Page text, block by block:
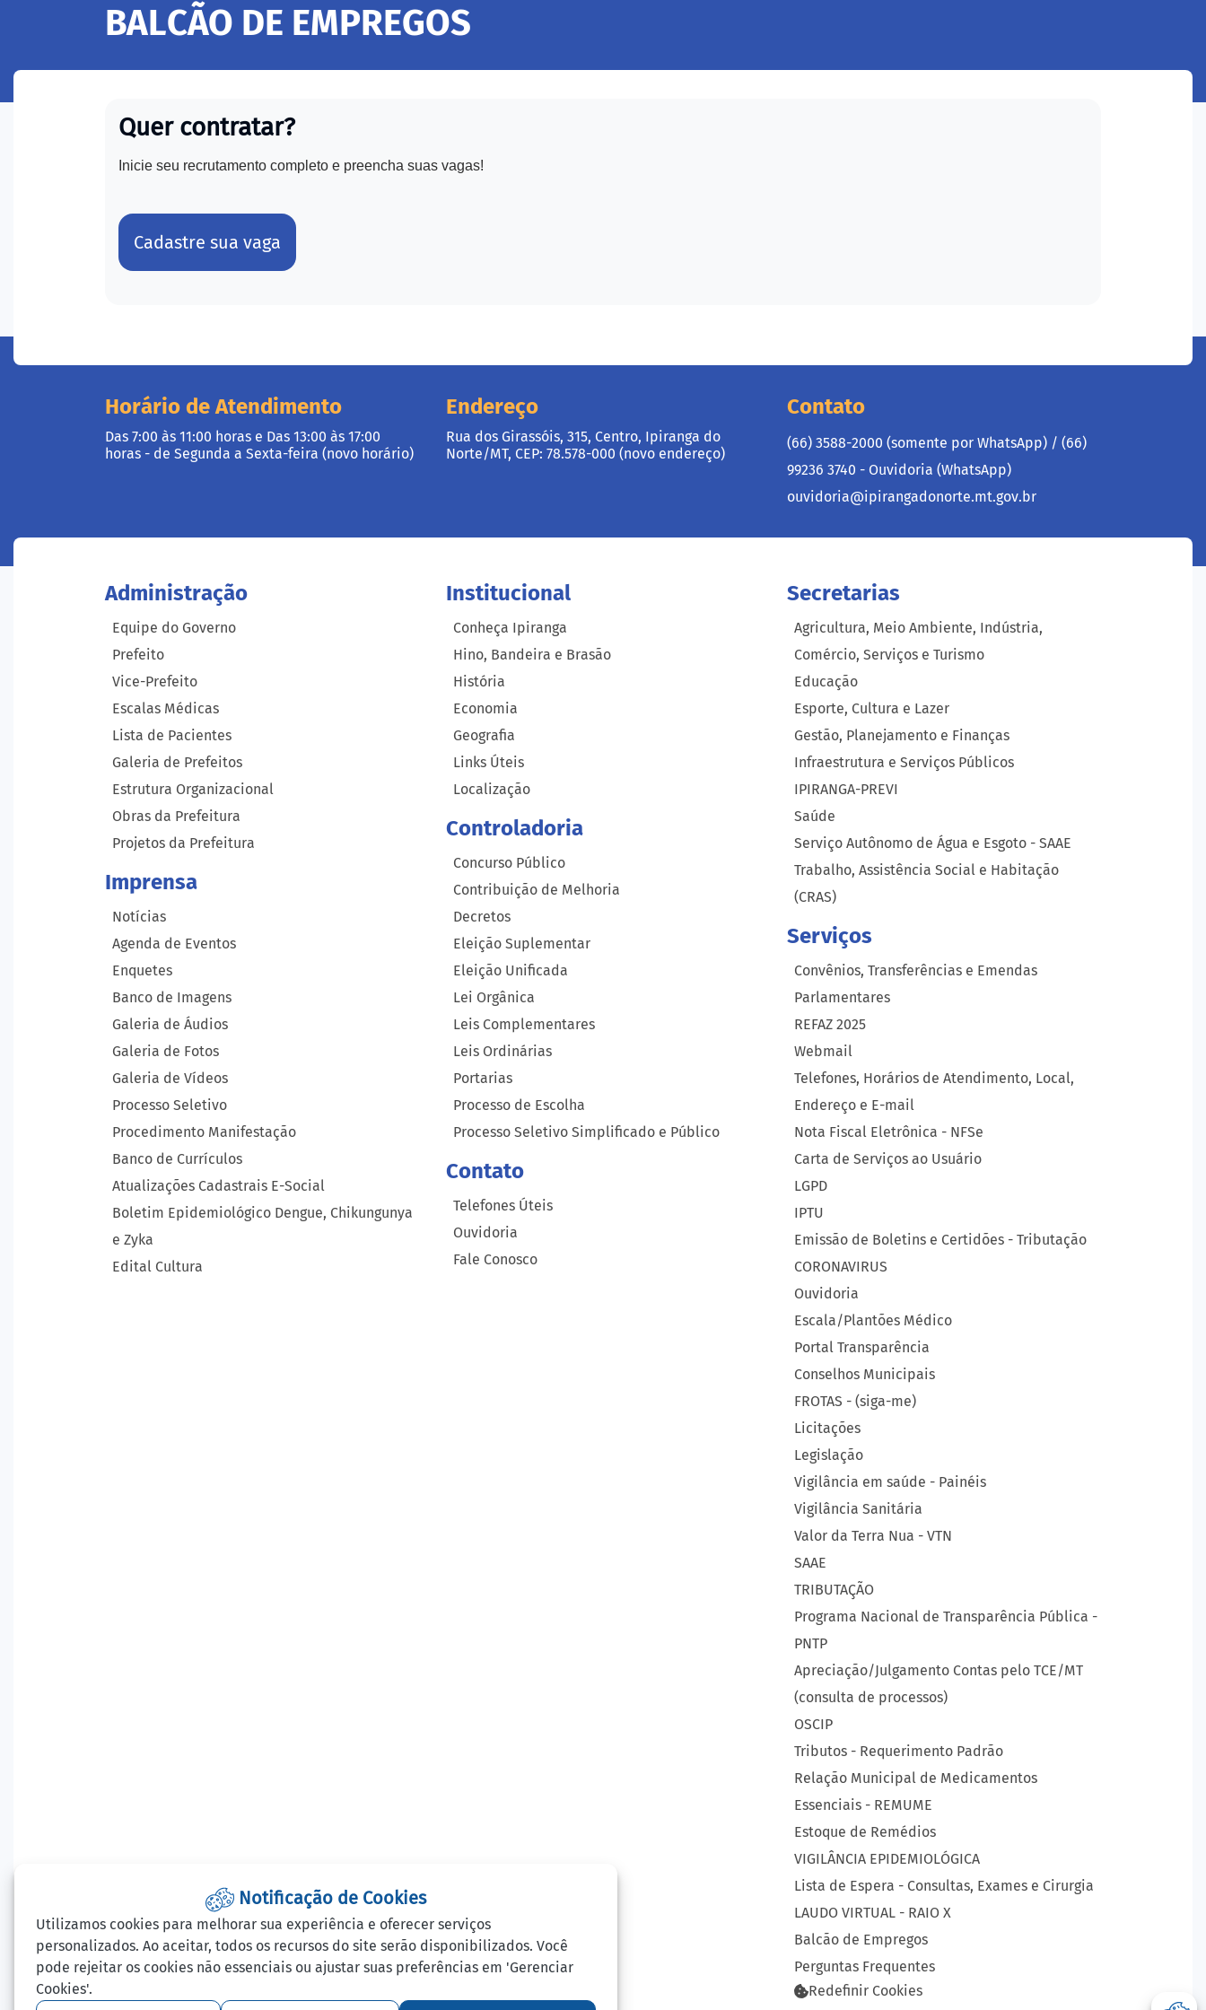
BALCÃO DE EMPREGOS
Quer contratar?
Inicie seu recrutamento completo e preencha suas vagas!
Cadastre sua vaga
Horário de Atendimento
Das 7:00 às 11:00 horas e Das 13:00 às 17:00
horas - de Segunda a Sexta-feira (novo horário)
Endereço
Rua dos Girassóis, 315, Centro, Ipiranga do
Norte/MT, CEP: 78.578-000 (novo endereço)
Contato
(66) 3588-2000 (somente por WhatsApp) / (66)
99236 3740 - Ouvidoria (WhatsApp)
ouvidoria@ipirangadonorte.mt.gov.br
Administração
Equipe do Governo
Prefeito
Vice-Prefeito
Escalas Médicas
Lista de Pacientes
Galeria de Prefeitos
Estrutura Organizacional
Obras da Prefeitura
Projetos da Prefeitura
Imprensa
Notícias
Agenda de Eventos
Enquetes
Banco de Imagens
Galeria de Áudios
Galeria de Fotos
Galeria de Vídeos
Processo Seletivo
Procedimento Manifestação
Banco de Currículos
Atualizações Cadastrais E-Social
Boletim Epidemiológico Dengue, Chikungunya
e Zyka
Edital Cultura
Institucional
Conheça Ipiranga
Hino, Bandeira e Brasão
História
Economia
Geografia
Links Úteis
Localização
Controladoria
Concurso Público
Contribuição de Melhoria
Decretos
Eleição Suplementar
Eleição Unificada
Lei Orgânica
Leis Complementares
Leis Ordinárias
Portarias
Processo de Escolha
Processo Seletivo Simplificado e Público
Contato
Telefones Úteis
Ouvidoria
Fale Conosco
Secretarias
Agricultura, Meio Ambiente, Indústria,
Comércio, Serviços e Turismo
Educação
Esporte, Cultura e Lazer
Gestão, Planejamento e Finanças
Infraestrutura e Serviços Públicos
IPIRANGA-PREVI
Saúde
Serviço Autônomo de Água e Esgoto - SAAE
Trabalho, Assistência Social e Habitação
(CRAS)
Serviços
Convênios, Transferências e Emendas
Parlamentares
REFAZ 2025
Webmail
Telefones, Horários de Atendimento, Local,
Endereço e E-mail
Nota Fiscal Eletrônica - NFSe
Carta de Serviços ao Usuário
LGPD
IPTU
Emissão de Boletins e Certidões - Tributação
CORONAVIRUS
Ouvidoria
Escala/Plantões Médico
Portal Transparência
Conselhos Municipais
FROTAS - (siga-me)
Licitações
Legislação
Vigilância em saúde - Painéis
Vigilância Sanitária
Valor da Terra Nua - VTN
SAAE
TRIBUTAÇÃO
Programa Nacional de Transparência Pública -
PNTP
Apreciação/Julgamento Contas pelo TCE/MT
(consulta de processos)
OSCIP
Tributos - Requerimento Padrão
Relação Municipal de Medicamentos
Essenciais - REMUME
Estoque de Remédios
VIGILÂNCIA EPIDEMIOLÓGICA
Lista de Espera - Consultas, Exames e Cirurgia
LAUDO VIRTUAL - RAIO X
Balcão de Empregos
Perguntas Frequentes
Redefinir Cookies
Notificação de Cookies
Utilizamos cookies para melhorar sua experiência e oferecer serviços
personalizados. Ao aceitar, todos os recursos do site serão disponibilizados. Você
pode rejeitar os cookies não essenciais ou ajustar suas preferências em 'Gerenciar
Cookies'.